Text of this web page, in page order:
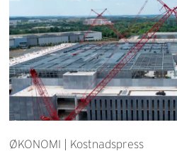
ØKONOMI | Kostnadspress